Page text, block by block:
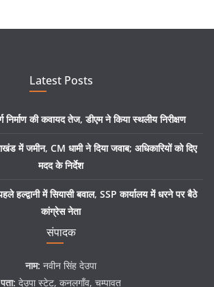
Latest Posts
निर्माण की कवायद तेज, डीएम ने किया स्थलीय निरीक्षण
में जमीन, CM धामी ने दिया जवाब; अधिकारियों को दिए
मदद के निर्देश
हल्द्वानी में सियासी बवाल, SSP कार्यालय में धरने पर बैठे
कांग्रेस नेता
संपादक
नाम: नवीन सिंह देउपा
पता: देउपा स्टेट, कनलगाँव, चम्पावत